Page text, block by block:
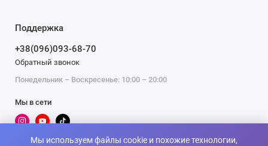
Поддержка
+38(096)093-68-70
Обратный звонок
Понедельник – Воскресенье: 10:00 – 20:00
Мы в сети
Мы используем файлы cookie и похожие технологии,